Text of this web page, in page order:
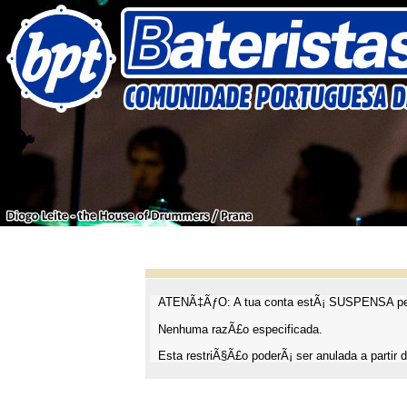
ATENÃ‡ÃƒO: A tua conta estÃ¡ SUSPENSA
Nenhuma razÃ£o especificada.
Esta restriÃ§Ã£o poderÃ¡ ser anulada a partir